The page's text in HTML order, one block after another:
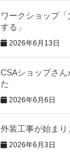
ワークショップ
する」
2026年6月13日
CSAショップさ
た
2026年6月6日
外装工事が始まり
2026年6月3日